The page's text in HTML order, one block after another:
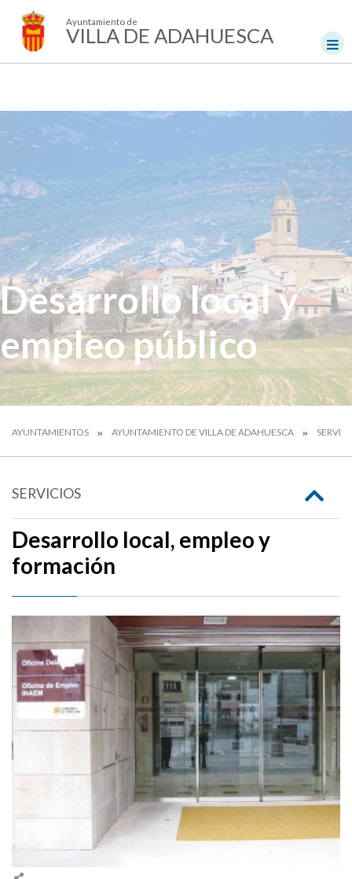
Ayuntamiento de
VILLA DE ADAHUESCA
Desarrollo local y
empleo público
AYUNTAMIENTOS AYUNTAMIENTO DE VILLA DE ADAHUESCA
SERVICIOS
Desarrollo local, empleo y
formación